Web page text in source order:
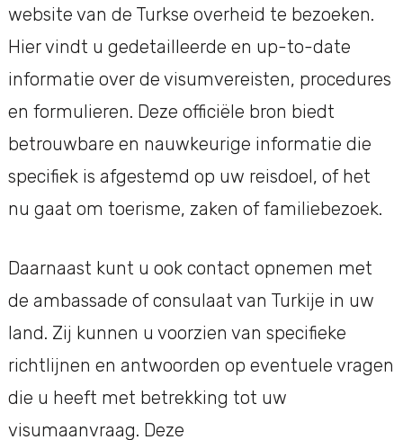
website van de Turkse overheid te bezoeken.
Hier vindt u gedetailleerde en up-to-date
informatie over de visumvereisten, procedures
en formulieren. Deze officiële bron biedt
betrouwbare en nauwkeurige informatie die
specifiek is afgestemd op uw reisdoel, of het
nu gaat om toerisme, zaken of familiebezoek.
Daarnaast kunt u ook contact opnemen met
de ambassade of consulaat van Turkije in uw
land. Zij kunnen u voorzien van specifieke
richtlijnen en antwoorden op eventuele vragen
die u heeft met betrekking tot uw
visumaanvraag. Deze